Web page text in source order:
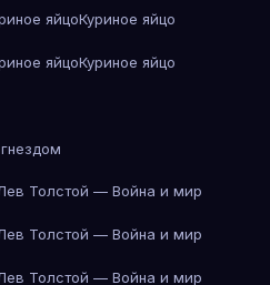
яйцоКуриное яйцо
яйцоКуриное яйцо
Толстой — Война и мир
Толстой — Война и мир
Толстой — Война и мир